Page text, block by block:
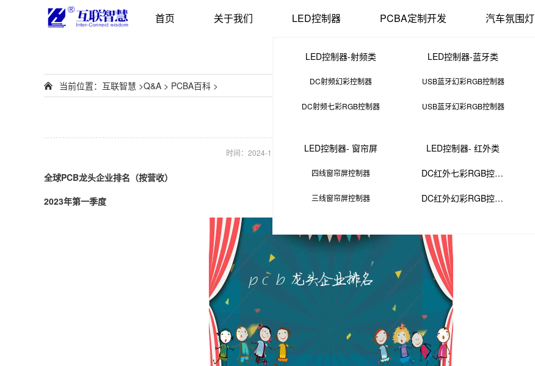
首页 关于我们 LED控制器
LED控制器-射频类
DC射频幻彩控制器
DC射频七彩RGB控制器
LED控制器-蓝牙类
USB蓝牙幻彩RGB控制器
USB蓝牙幻彩RGB控制器
LED控制器- 窗帘屏
四线窗帘屏控制器
三线窗帘屏控制器
LED控制器- 红外类
DC红外七彩RGB控制器
DC红外幻彩RGB控制器
PCBA定制开发 汽车氛围灯
当前位置： 互联智慧 >Q&A > PCBA百科 >
时间：2024-11-25 11:59:01 来源：PCBA 次
全球PCB龙头企业排名（按营收）
2023年第一季度